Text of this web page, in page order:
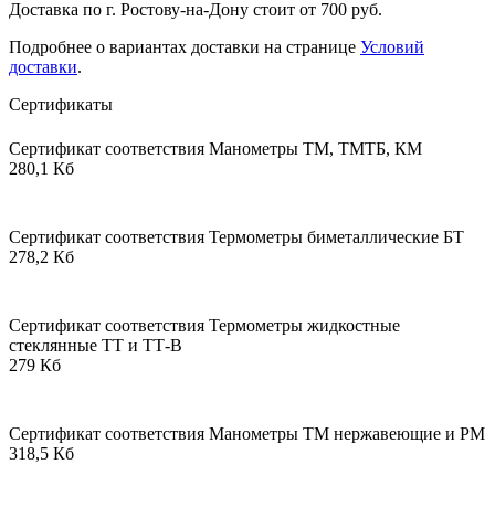
Доставка по г. Ростову-на-Дону стоит от 700 руб.
Подробнее о вариантах доставки на странице Условий
доставки.
Сертификаты
Сертификат соответствия Манометры ТМ, ТМТБ, КМ
280,1 Кб
Сертификат соответствия Термометры биметаллические БТ
278,2 Кб
Сертификат соответствия Термометры жидкостные
стеклянные ТТ и ТТ-В
279 Кб
Сертификат соответствия Манометры ТМ нержавеющие и РМ
318,5 Кб